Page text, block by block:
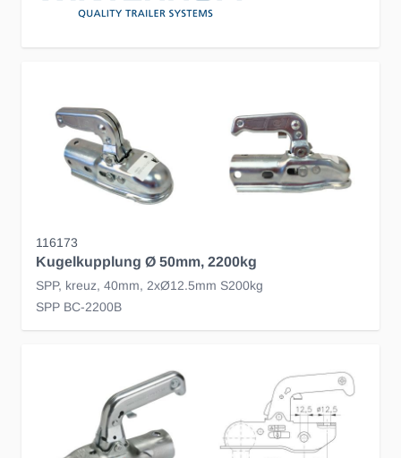
116173
Kugelkupplung Ø 50mm, 2200kg
SPP, kreuz, 40mm, 2xØ12.5mm S200kg
SPP BC-2200B